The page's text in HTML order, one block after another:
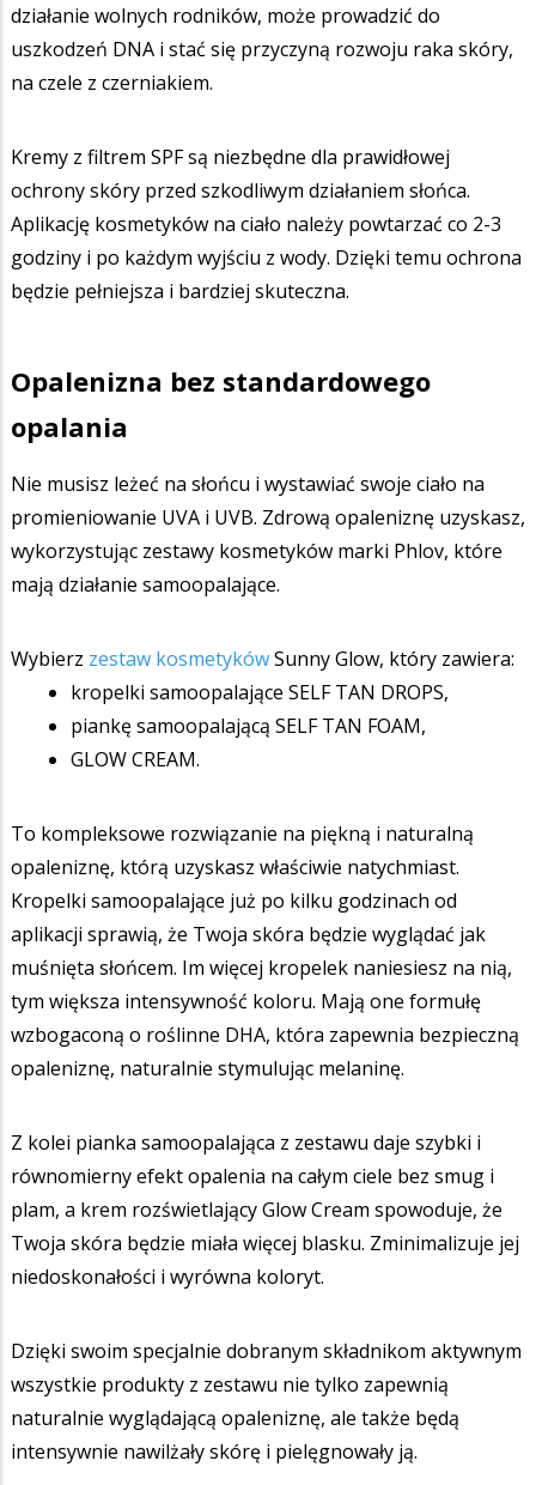
działanie wolnych rodników, może prowadzić do
uszkodzeń DNA i stać się przyczyną rozwoju raka skóry,
na czele z czerniakiem.
Kremy z filtrem SPF są niezbędne dla prawidłowej
ochrony skóry przed szkodliwym działaniem słońca.
Aplikację kosmetyków na ciało należy powtarzać co 2-3
godziny i po każdym wyjściu z wody. Dzięki temu ochrona
będzie pełniejsza i bardziej skuteczna.
Opalenizna bez standardowego
opalania
Nie musisz leżeć na słońcu i wystawiać swoje ciało na
promieniowanie UVA i UVB. Zdrową opaleniznę uzyskasz,
wykorzystując zestawy kosmetyków marki Phlov, które
mają działanie samoopalające.
Wybierz zestaw kosmetykówSunny Glow, który zawiera:
kropelki samoopalające SELF TAN DROPS,
piankę samoopalającą SELF TAN FOAM,
GLOW CREAM.
To kompleksowe rozwiązanie na piękną i naturalną
opaleniznę, którą uzyskasz właściwie natychmiast.
Kropelki samoopalające już po kilku godzinach od
aplikacji sprawią, że Twoja skóra będzie wyglądać jak
muśnięta słońcem. Im więcej kropelek naniesiesz na nią,
tym większa intensywność koloru. Mają one formułę
wzbogaconą o roślinne DHA, która zapewnia bezpieczną
opaleniznę, naturalnie stymulując melaninę.
Z kolei pianka samoopalająca z zestawu daje szybki i
równomierny efekt opalenia na całym ciele bez smug i
plam, a krem rozświetlający Glow Cream spowoduje, że
Twoja skóra będzie miała więcej blasku. Zminimalizuje jej
niedoskonałości i wyrówna koloryt.
Dzięki swoim specjalnie dobranym składnikom aktywnym
wszystkie produkty z zestawu nie tylko zapewnią
naturalnie wyglądającą opaleniznę, ale także będą
intensywnie nawilżały skórę i pielęgnowały ją.